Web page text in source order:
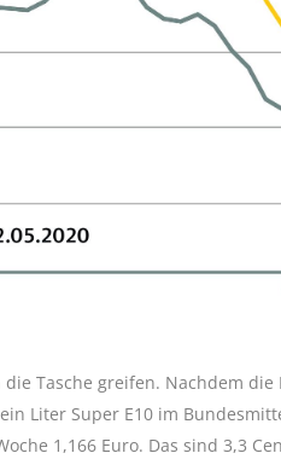
Tasche greifen. Nachdem
Liter Super E10 im
1,166 Euro. Das sind 3,3